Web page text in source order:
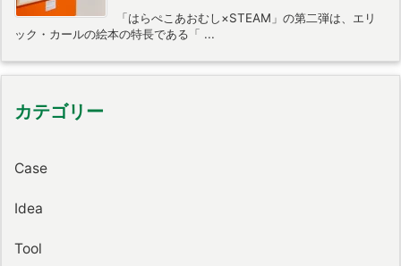
「はらぺこあおむし×STEAM」の第二弾は、エリ
ック・カールの絵本の特長である「 ...
カテゴリー
Case
Idea
Tool